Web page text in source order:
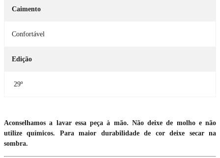
Caimento
Confortável
Edição
29º
Aconselhamos a lavar essa peça à mão. Não deixe de molho e não
utilize químicos. Para maior durabilidade de cor deixe secar na
sombra.